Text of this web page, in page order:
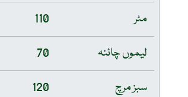
مٹر
110
لیموں چائنہ
70
سبز مرچ
120